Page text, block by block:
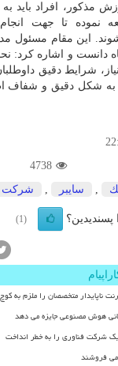
مذكور، افراد باید به
نموده تا جهت
شوند. این مقام مسئول
امریه را ۲۴ ماه دانست و
شرایط دقیق
به شكل دقیق و شفاف
4738
سایبر شركت
پسندیدین؟ (1)
ناپایدار متخصصان را ملزم به
هوش مصنوعی جایزه می دهد
شرکت فناوری را به خطر انداخت
می فروشند